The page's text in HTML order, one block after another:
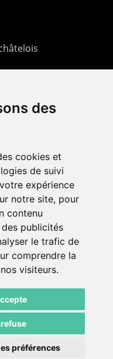
des
cookies et
de suivi
expérience
notre site, pour
contenu
publicités
le trafic de
comprendre la
visiteurs.
préférences